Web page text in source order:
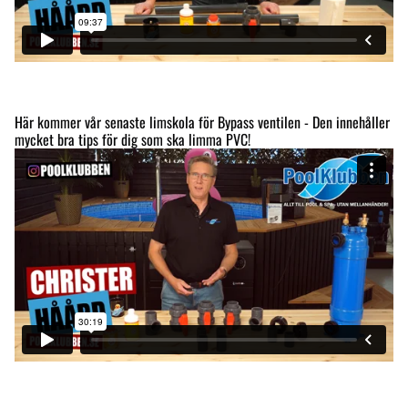
Här kommer vår senaste limskola för Bypass ventilen - Den innehåller
mycket bra tips för dig som ska limma PVC!